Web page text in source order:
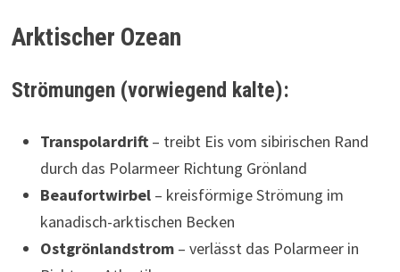
Arktischer Ozean
Strömungen (vorwiegend kalte):
Transpolardrift – treibt Eis vom sibirischen Rand
durch das Polarmeer Richtung Grönland
Beaufortwirbel – kreisförmige Strömung im
kanadisch-arktischen Becken
Ostgrönlandstrom – verlässt das Polarmeer in